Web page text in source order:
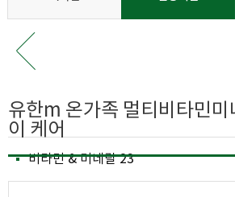
유한m 온가족 멀티비타민미
이 케어
비타민 & 미네랄 23